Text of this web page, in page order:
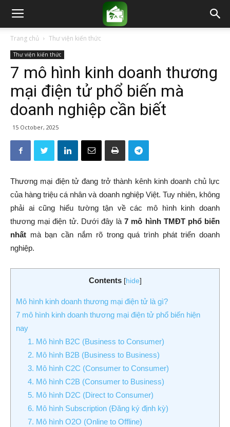
Trang chủ Thư viện kiến thức
Thư viện kiến thức
7 mô hình kinh doanh thương
mại điện tử phổ biến mà
doanh nghiệp cần biết
15 October, 2025
Thương mại điện tử đang trở thành kênh kinh doanh chủ lực
của hàng triệu cá nhân và doanh nghiệp Việt. Tuy nhiên, không
phải ai cũng hiểu tường tận về các mô hình kinh doanh
thương mại điện tử. Dưới đây là7 mô hình TMĐT phổ biến
nhất mà bạn cần nắm rõ trong quá trình phát triển doanh
nghiệp.
Contents [hide]
Mô hình kinh doanh thương mại điện tử là gì?
7 mô hình kinh doanh thương mại điện tử phổ biến hiện
nay
1. Mô hình B2C (Business to Consumer)
2. Mô hình B2B (Business to Business)
3. Mô hình C2C (Consumer to Consumer)
4. Mô hình C2B (Consumer to Business)
5. Mô hình D2C (Direct to Consumer)
6. Mô hình Subscription (Đăng ký định kỳ)
7. Mô hình O2O (Online to Offline)